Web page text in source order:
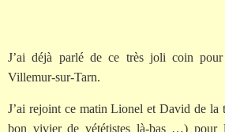
J’ai déjà parlé de ce très joli coin
Villemur-sur-Tarn.
J’ai rejoint ce matin Lionel et David de la
bon vivier de vététistes là-bas …) pour